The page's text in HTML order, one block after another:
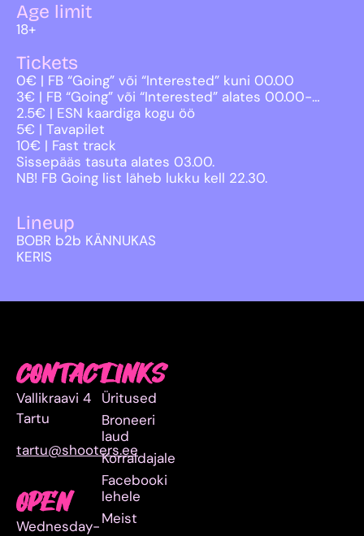
Age limit
18+
Tickets
0€ | FB “Going” või “Interested” kuni 00.00
3€ | FB “Going” või “Interested” alates 00.00-…
2.5€ | ESN kaardiga kogu öö
5€ | Tavapilet
10€ | Fast track
Sissepääs tasuta alates 03.00.
NB! FB Going list läheb lukku kell 22.30.
Lineup
BOBR b2b KÄNNUKAS
KERIS
CONTACT
Vallikraavi 4
Tartu
tartu@shooters.ee
OPEN
Wednesday-
LINKS
Üritused
Broneeri
laud
Korraldajale
Facebooki
lehele
Meist